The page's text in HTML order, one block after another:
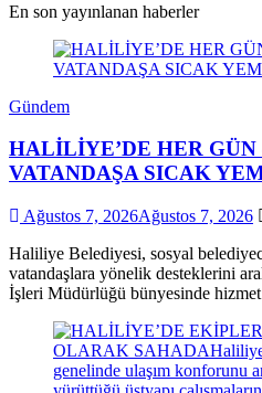
En son yayınlanan haberler
Gündem
HALİLİYE’DE HER GÜN
VATANDAŞA SICAK
Ağustos 7, 2026Ağustos 7, 2026
Haliliye Belediyesi, sosyal
vatandaşlara yönelik desteklerini
İşleri Müdürlüğü bünyesinde